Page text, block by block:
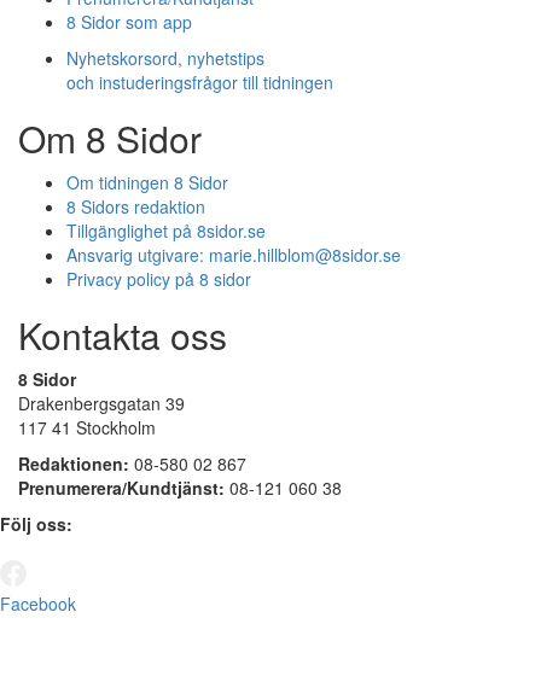
8 Sidor som app
Nyhetskorsord, nyhetstips
och instuderingsfrågor till tidningen
Om 8 Sidor
Om tidningen 8 Sidor
8 Sidors redaktion
Tillgänglighet på 8sidor.se
Ansvarig utgivare: marie.hillblom@8sidor.se
Privacy policy på 8 sidor
Kontakta oss
8 Sidor
Drakenbergsgatan 39
117 41 Stockholm
Redaktionen: 08-580 02 867
Prenumerera/Kundtjänst: 08-121 060 38
Följ oss:
Facebook